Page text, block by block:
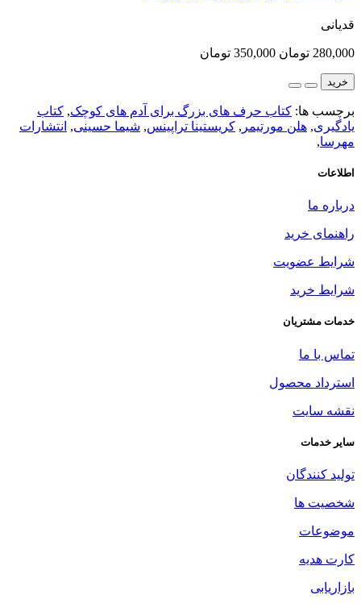
قدیانی
280,000 تومان 350,000 تومان
خرید
برچسب ها: کتاب حرف های بزرگ برای آدم های کوچک, کتاب
یادگیری, هلن مورتیمر , کریستینا تراپینس, شیما حسینی, انتشارات
مهرسا,
اطلاعات
درباره ما
راهنمای خرید
شرایط عضویت
شرایط خرید
خدمات مشتریان
تماس با ما
استرداد محصول
نقشه سایت
سایر خدمات
تولید کنندگان
شخصیت ها
موضوعات
کارت هدیه
بازاریابی